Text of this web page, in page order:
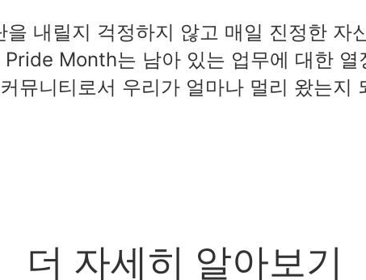
내릴지 걱정하지 않고 매일 진정한 자
Month는 남아 있는 업무에 대한 열
뮤니티로서 우리가 얼마나 멀리 왔는지
더 자세히 알아보기